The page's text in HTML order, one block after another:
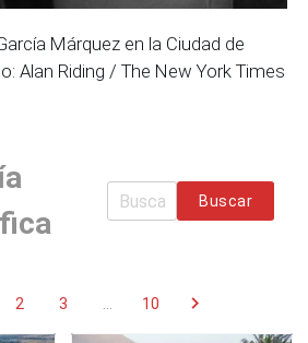
Márquez en la Ciudad de
Alan Riding / The New York Times
Buscar
2 3 ... 10 chevron_right